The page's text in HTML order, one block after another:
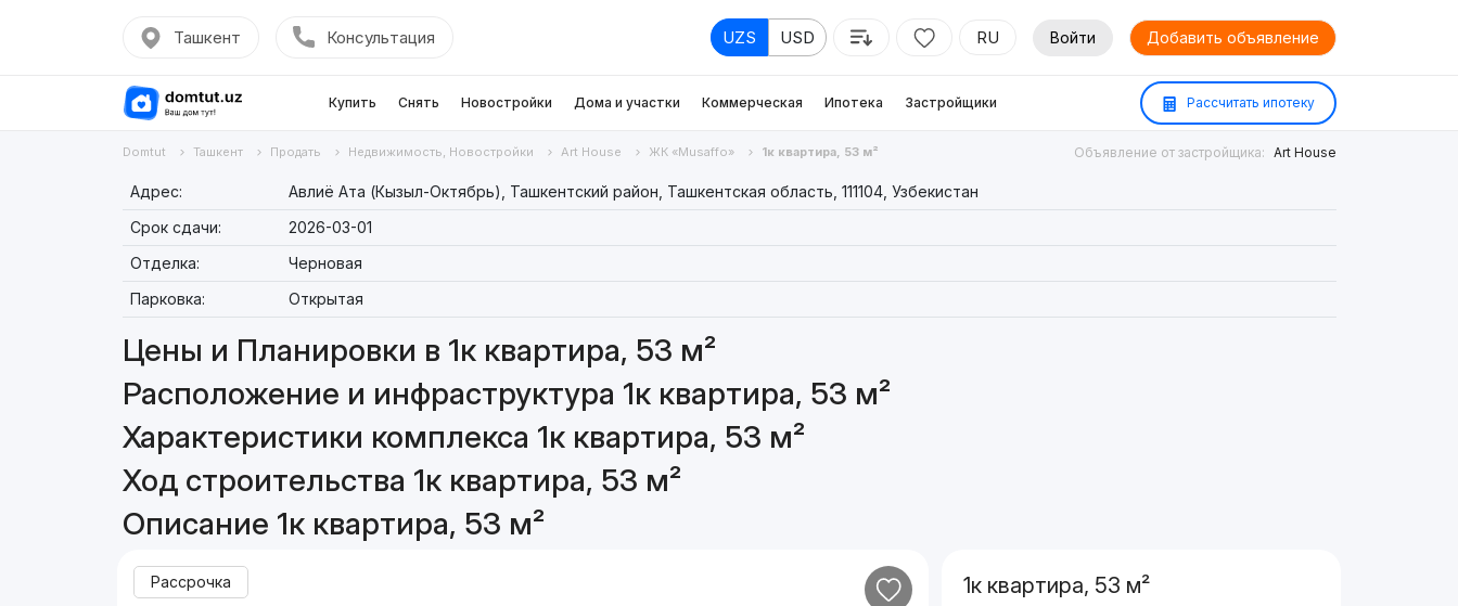
Ташкент Консультация UZS USD RU Войти Добавить объявление
Купить Снять Новостройки Дома и участки Коммерческая Ипотека Застройщики Рассчитать ипотеку
Domtut Ташкент Продать Недвижимость, Новостройки Art House ЖК «Musaffo» 1к квартира, 53 м² Объявление от застройщика: Art House
Адрес:
Авлиё Ата (Кызыл-Октябрь), Ташкентский район, Ташкентская область, 111104, Узбекистан
Срок сдачи:
2026-03-01
Отделка:
Черновая
Парковка:
Открытая
Цены и Планировки в 1к квартира, 53 м²
Расположение и инфраструктура 1к квартира, 53 м²
Характеристики комплекса 1к квартира, 53 м²
Ход строительства 1к квартира, 53 м²
Описание 1к квартира, 53 м²
Рассрочка
1к квартира, 53 м²